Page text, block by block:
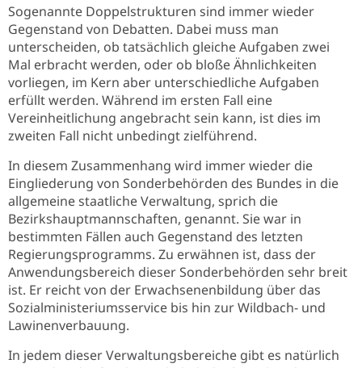
Sogenannte Doppelstrukturen sind immer wieder
Gegenstand von Debatten. Dabei muss man
unterscheiden, ob tatsächlich gleiche Aufgaben zwei
Mal erbracht werden, oder ob bloße Ähnlichkeiten
vorliegen, im Kern aber unterschiedliche Aufgaben
erfüllt werden. Während im ersten Fall eine
Vereinheitlichung angebracht sein kann, ist dies im
zweiten Fall nicht unbedingt zielführend.
In diesem Zusammenhang wird immer wieder die
Eingliederung von Sonderbehörden des Bundes in die
allgemeine staatliche Verwaltung, sprich die
Bezirkshauptmannschaften, genannt. Sie war in
bestimmten Fällen auch Gegenstand des letzten
Regierungsprogramms. Zu erwähnen ist, dass der
Anwendungsbereich dieser Sonderbehörden sehr breit
ist. Er reicht von der Erwachsenenbildung über das
Sozialministeriumsservice bis hin zur Wildbach- und
Lawinenverbauung.
In jedem dieser Verwaltungsbereiche gibt es natürlich